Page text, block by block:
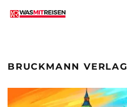
BRUCKMANN VERLAG